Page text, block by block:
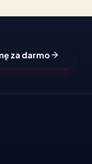
za darmo